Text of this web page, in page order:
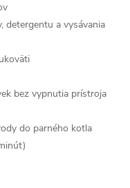
detergentu a vysávania
bez vypnutia prístroja
do parného kotla